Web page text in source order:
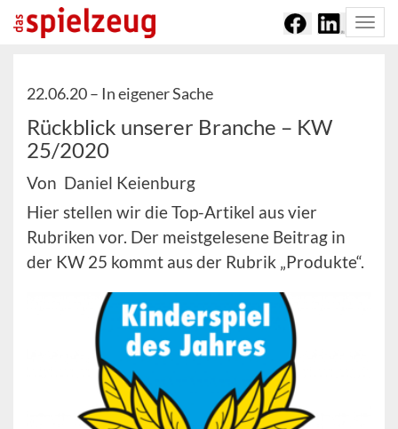
22.06.20 – In eigener Sache
Rückblick unserer Branche – KW
25/2020
Von Daniel Keienburg
Hier stellen wir die Top-Artikel aus vier
Rubriken vor. Der meistgelesene Beitrag in
der KW 25 kommt aus der Rubrik „Produkte“.